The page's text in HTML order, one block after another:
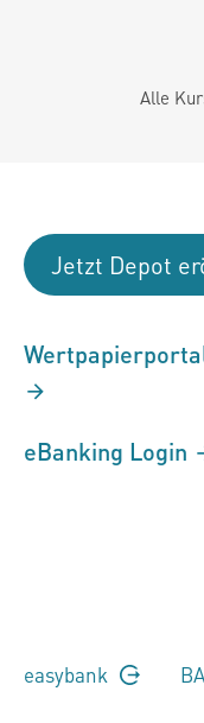
Alle
Jetzt Depot
eBanking Login
easybank